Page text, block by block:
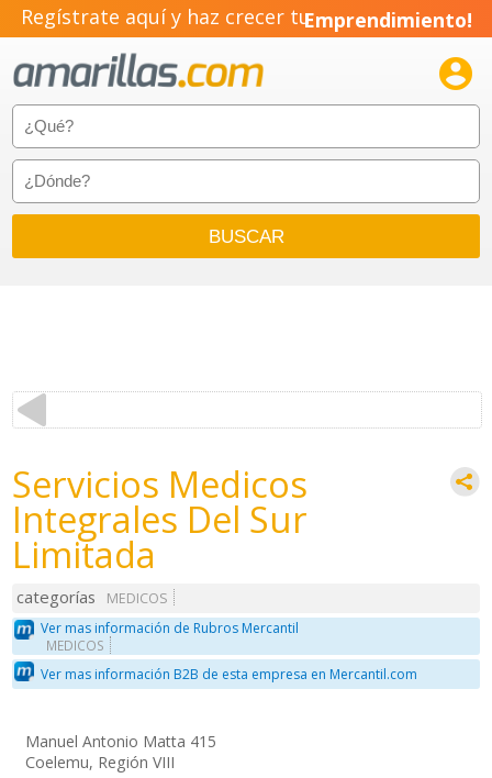
Regístrate aquí y haz crecer tuEmprendimiento!

Servicios Medicos
Integrales Del Sur
Limitada
categorías
MEDICOS
Ver mas información de Rubros Mercantil
MEDICOS
Ver mas información B2B de esta empresa en Mercantil.com
Manuel Antonio Matta 415
Coelemu, Región VIII